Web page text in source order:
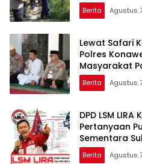
Berita Agustus
Lewat Safari
Polres
Masyarakat
Berita Agustus
DPD LSM
Pertanyaan
Sementara
Pernah
Berita Agustus